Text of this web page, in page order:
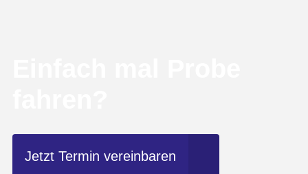
Jetzt Termin vereinbaren